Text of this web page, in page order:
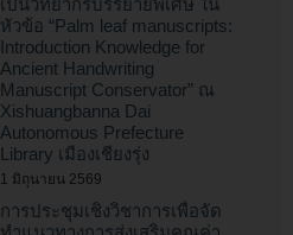
หัวข้อ “Palm leaf manuscripts:
Introduction Knowledge for
Ancient Handwriting
Manuscript Conservator” ณ
Xishuangbanna Dai
Autonomous Prefecture
Library เมืองเชียงรุ่ง
1 มิถุนายน 2569
การประชุมเชิงวิชาการเพื่อจัด